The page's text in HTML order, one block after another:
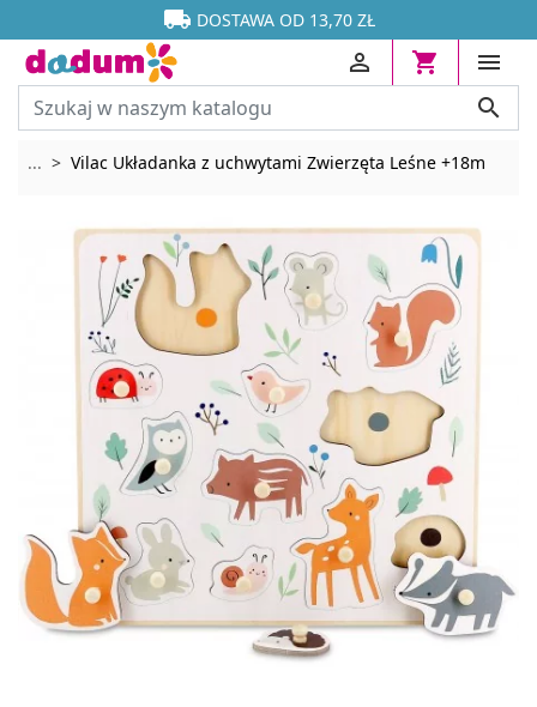

 DOSTAWA OD 13,70 ZŁ






... Rozwiń breadcrumbs
Vilac Układanka z uchwytami Zwierzęta Leśne +18m